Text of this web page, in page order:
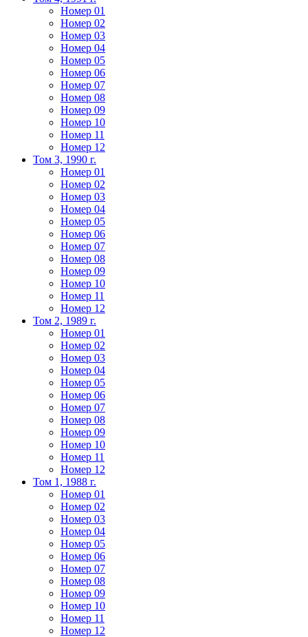
Номер 01
Номер 02
Номер 03
Номер 04
Номер 05
Номер 06
Номер 07
Номер 08
Номер 09
Номер 10
Номер 11
Номер 12
Том 3, 1990 г.
Номер 01
Номер 02
Номер 03
Номер 04
Номер 05
Номер 06
Номер 07
Номер 08
Номер 09
Номер 10
Номер 11
Номер 12
Том 2, 1989 г.
Номер 01
Номер 02
Номер 03
Номер 04
Номер 05
Номер 06
Номер 07
Номер 08
Номер 09
Номер 10
Номер 11
Номер 12
Том 1, 1988 г.
Номер 01
Номер 02
Номер 03
Номер 04
Номер 05
Номер 06
Номер 07
Номер 08
Номер 09
Номер 10
Номер 11
Номер 12